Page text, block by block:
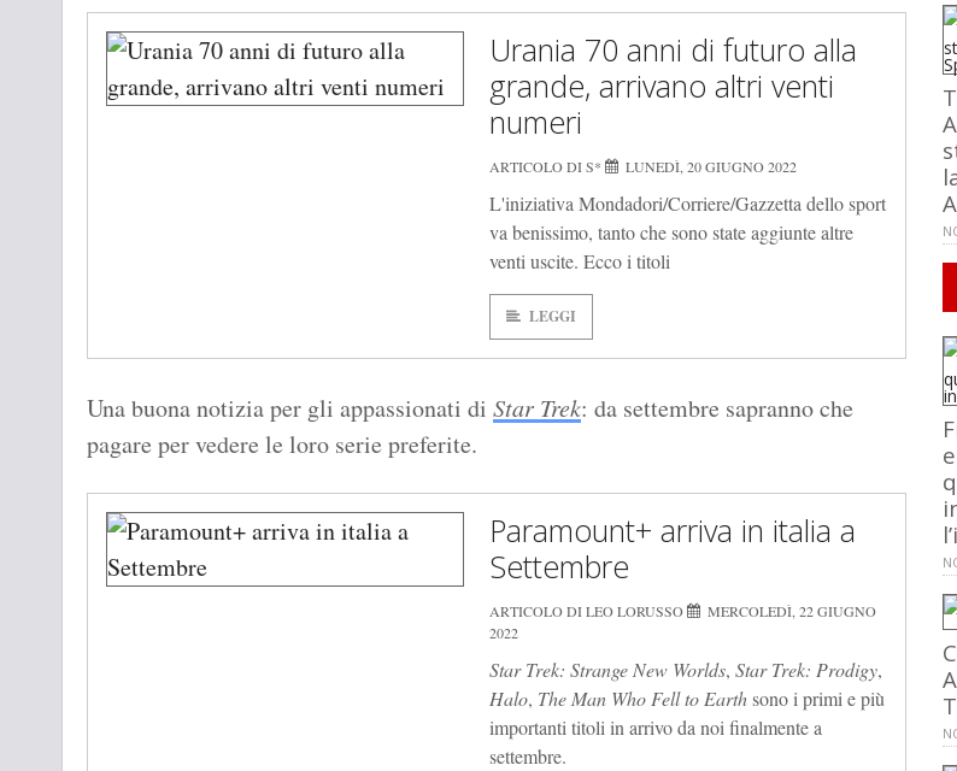
Urania 70 anni di futuro alla
grande, arrivano altri venti
numeri
ARTICOLO DI S* LUNEDÌ, 20 GIUGNO 2022
L'iniziativa Mondadori/Corriere/Gazzetta dello sport
va benissimo, tanto che sono state aggiunte altre
venti uscite. Ecco i titoli
LEGGI
Una buona notizia per gli appassionati di Star Trek: da settembre sapranno che
pagare per vedere le loro serie preferite.
Paramount+ arriva in italia a
Settembre
ARTICOLO DI LEO LORUSSO
MERCOLEDÌ, 22 GIUGNO
2022
Star Trek: Strange New Worlds, Star Trek: Prodigy,
Halo, The Man Who Fell to Earthsono i primi e più
importanti titoli in arrivo da noi finalmente a
settembre.